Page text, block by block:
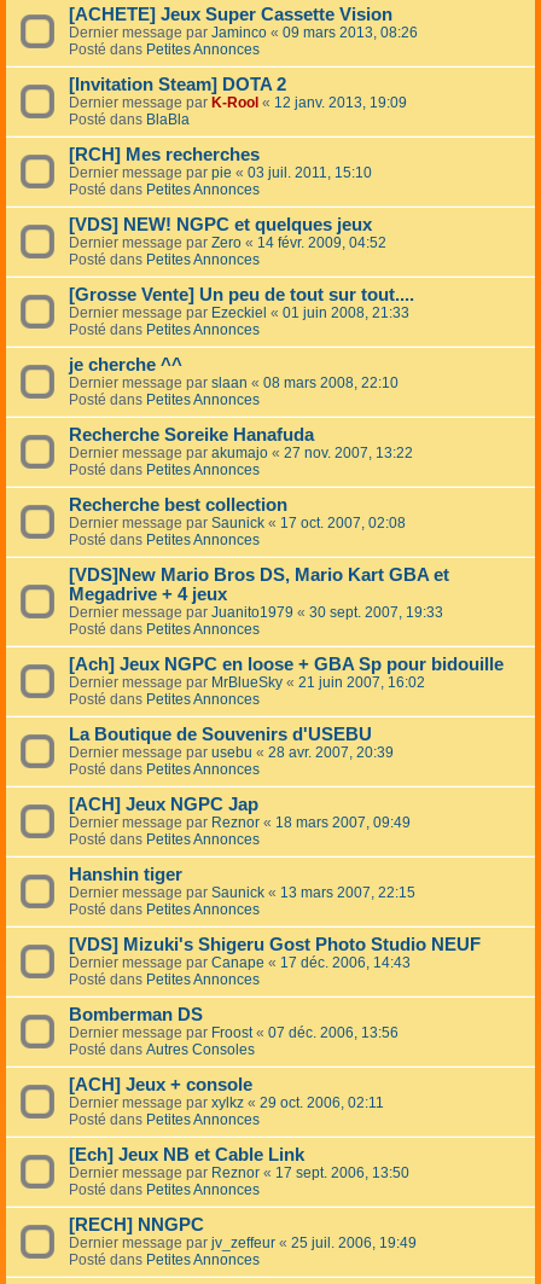
[ACHETE] Jeux Super Cassette Vision
Dernier message par Jaminco « 09 mars 2013, 08:26
Posté dans Petites Annonces
[Invitation Steam] DOTA 2
Dernier message par K-Rool « 12 janv. 2013, 19:09
Posté dans BlaBla
[RCH] Mes recherches
Dernier message par pie « 03 juil. 2011, 15:10
Posté dans Petites Annonces
[VDS] NEW! NGPC et quelques jeux
Dernier message par Zero « 14 févr. 2009, 04:52
Posté dans Petites Annonces
[Grosse Vente] Un peu de tout sur tout....
Dernier message par Ezeckiel « 01 juin 2008, 21:33
Posté dans Petites Annonces
je cherche ^^
Dernier message par slaan « 08 mars 2008, 22:10
Posté dans Petites Annonces
Recherche Soreike Hanafuda
Dernier message par akumajo « 27 nov. 2007, 13:22
Posté dans Petites Annonces
Recherche best collection
Dernier message par Saunick « 17 oct. 2007, 02:08
Posté dans Petites Annonces
[VDS]New Mario Bros DS, Mario Kart GBA et
Megadrive + 4 jeux
Dernier message par Juanito1979 « 30 sept. 2007, 19:33
Posté dans Petites Annonces
[Ach] Jeux NGPC en loose + GBA Sp pour bidouille
Dernier message par MrBlueSky « 21 juin 2007, 16:02
Posté dans Petites Annonces
La Boutique de Souvenirs d'USEBU
Dernier message par usebu « 28 avr. 2007, 20:39
Posté dans Petites Annonces
[ACH] Jeux NGPC Jap
Dernier message par Reznor « 18 mars 2007, 09:49
Posté dans Petites Annonces
Hanshin tiger
Dernier message par Saunick « 13 mars 2007, 22:15
Posté dans Petites Annonces
[VDS] Mizuki's Shigeru Gost Photo Studio NEUF
Dernier message par Canape « 17 déc. 2006, 14:43
Posté dans Petites Annonces
Bomberman DS
Dernier message par Froost« 07 déc. 2006, 13:56
Posté dans Autres Consoles
[ACH] Jeux + console
Dernier message par xylkz « 29 oct. 2006, 02:11
Posté dans Petites Annonces
[Ech] Jeux NB et Cable Link
Dernier message par Reznor « 17 sept. 2006, 13:50
Posté dans Petites Annonces
[RECH] NNGPC
Dernier message par jv_zeffeur « 25 juil. 2006, 19:49
Posté dans Petites Annonces